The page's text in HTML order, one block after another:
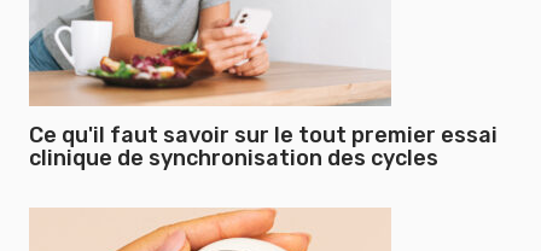
Ce qu'il faut savoir sur le tout premier essai
clinique de synchronisation des cycles